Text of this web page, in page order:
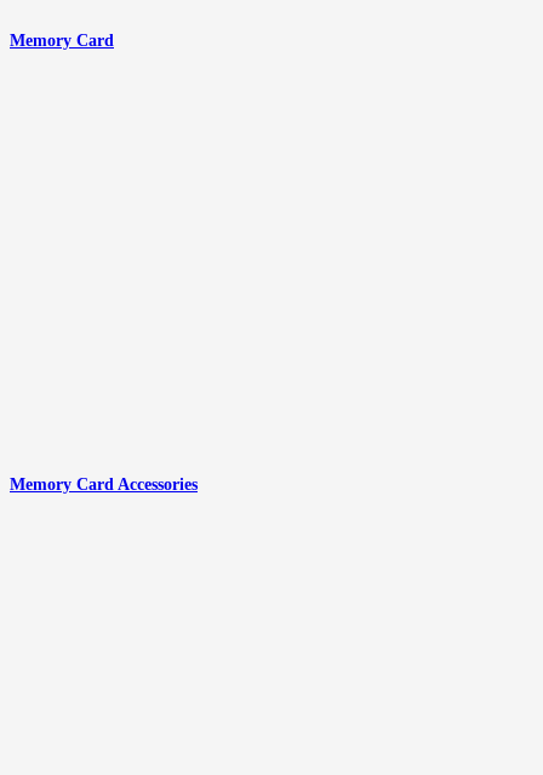
Memory Card
Memory Card Accessories